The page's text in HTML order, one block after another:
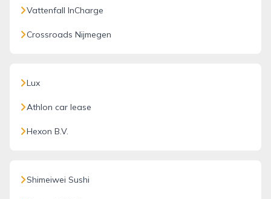
Vattenfall InCharge
Crossroads Nijmegen
Lux
Athlon car lease
Hexon B.V.
Shimeiwei Sushi